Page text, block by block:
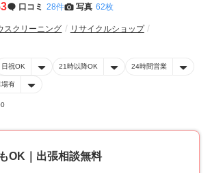
口コミ 28件 写真 62枚
スクリーニング
リサイクルショップ
日祝OK 21時以降OK 24時間営業
場有
OK｜出張相談無料